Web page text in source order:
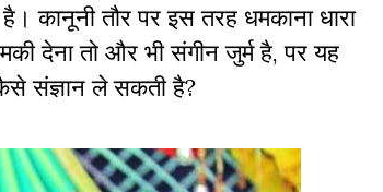
कानूनी तौर पर इस तरह धमकाना धारा
देना तो और भी संगीन जुर्म है, पर यह
संज्ञान ले सकती है?